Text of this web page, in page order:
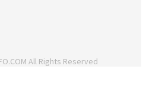
All Rights Reserved